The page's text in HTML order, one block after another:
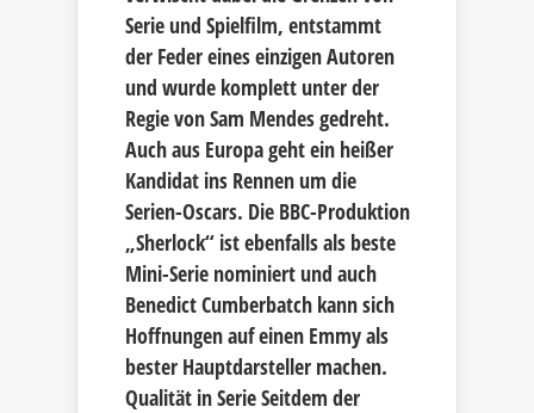
Serie und Spielfilm, entstammt
der Feder eines einzigen Autoren
und wurde komplett unter der
Regie von Sam Mendes gedreht.
Auch aus Europa geht ein heißer
Kandidat ins Rennen um die
Serien-Oscars. Die BBC-Produktion
„Sherlock“ ist ebenfalls als beste
Mini-Serie nominiert und auch
Benedict Cumberbatch kann sich
Hoffnungen auf einen Emmy als
bester Hauptdarsteller machen.
Qualität in Serie Seitdem der